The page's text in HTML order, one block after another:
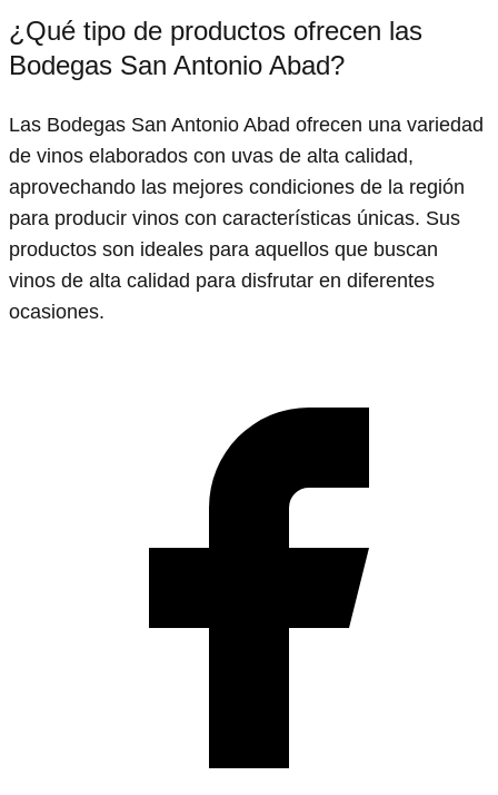
¿Qué tipo de productos ofrecen las
Bodegas San Antonio Abad?
Las Bodegas San Antonio Abad ofrecen una variedad
de vinos elaborados con uvas de alta calidad,
aprovechando las mejores condiciones de la región
para producir vinos con características únicas. Sus
productos son ideales para aquellos que buscan
vinos de alta calidad para disfrutar en diferentes
ocasiones.